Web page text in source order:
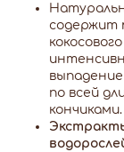
содержит
по всей
кончиками.